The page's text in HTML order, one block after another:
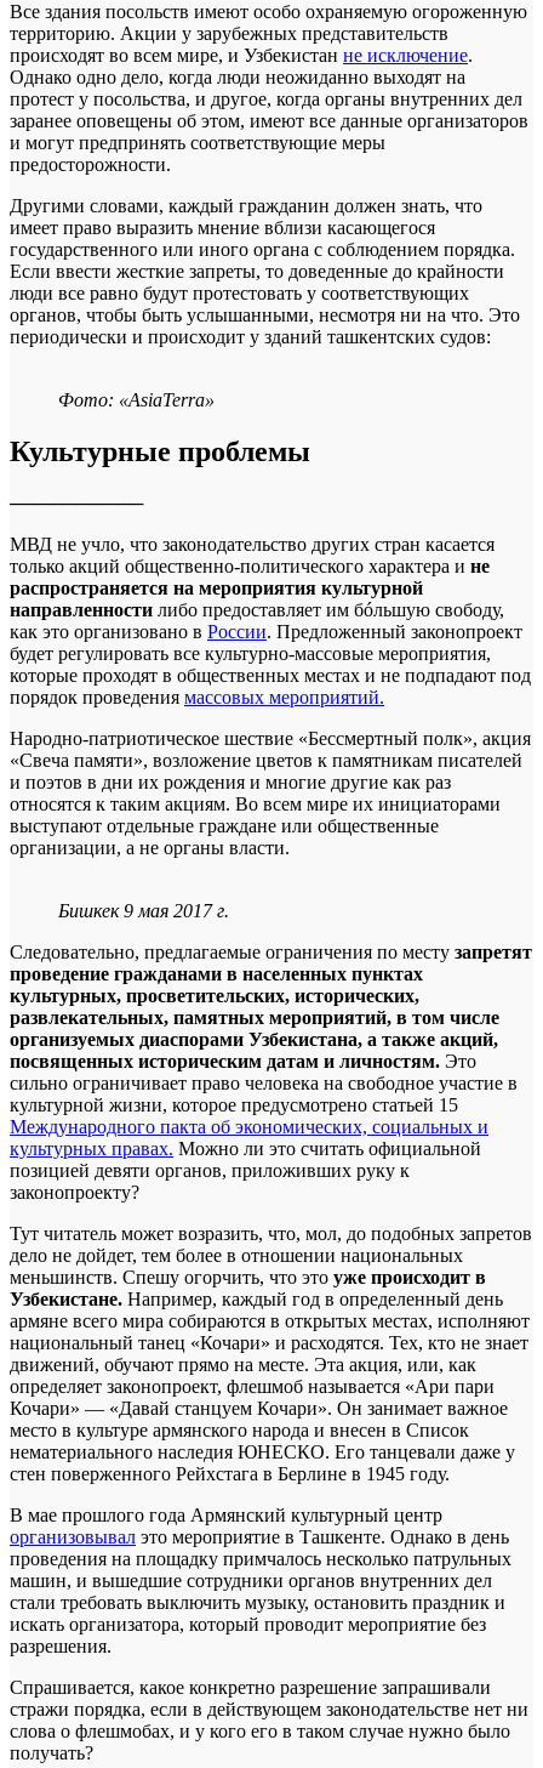
Все здания посольств имеют особо охраняемую огороженную
территорию. Акции у зарубежных представительств
происходят во всем мире, и Узбекистан не исключение.
Однако одно дело, когда люди неожиданно выходят на
протест у посольства, и другое, когда органы внутренних дел
заранее оповещены об этом, имеют все данные организаторов
и могут предпринять соответствующие меры
предосторожности.
Другими словами, каждый гражданин должен знать, что
имеет право выразить мнение вблизи касающегося
государственного или иного органа с соблюдением порядка.
Если ввести жесткие запреты, то доведенные до крайности
люди все равно будут протестовать у соответствующих
органов, чтобы быть услышанными, несмотря ни на что. Это
периодически и происходит у зданий ташкентских судов:
Фото: «AsiaTerra»
Культурные проблемы
──────────
МВД не учло, что законодательство других стран касается
только акций общественно-политического характера и не
распространяется на мероприятия культурной
направленности либо предоставляет им бóльшую свободу,
как это организовано в России. Предложенный законопроект
будет регулировать все культурно-массовые мероприятия,
которые проходят в общественных местах и не подпадают под
порядок проведения массовых мероприятий.
Народно-патриотическое шествие «Бессмертный полк», акция
«Свеча памяти», возложение цветов к памятникам писателей
и поэтов в дни их рождения и многие другие как раз
относятся к таким акциям. Во всем мире их инициаторами
выступают отдельные граждане или общественные
организации, а не органы власти.
Бишкек 9 мая 2017 г.
Следовательно, предлагаемые ограничения по месту запретят
проведение гражданами в населенных пунктах
культурных, просветительских, исторических,
развлекательных, памятных мероприятий, в том числе
организуемых диаспорами Узбекистана, а также акций,
посвященных историческим датам и личностям. Это
сильно ограничивает право человека на свободное участие в
культурной жизни, которое предусмотрено статьей 15
Международного пакта об экономических, социальных и
культурных правах. Можно ли это считать официальной
позицией девяти органов, приложивших руку к
законопроекту?
Тут читатель может возразить, что, мол, до подобных запретов
дело не дойдет, тем более в отношении национальных
меньшинств. Спешу огорчить, что это уже происходит в
Узбекистане. Например, каждый год в определенный день
армяне всего мира собираются в открытых местах, исполняют
национальный танец «Кочари» и расходятся. Тех, кто не знает
движений, обучают прямо на месте. Эта акция, или, как
определяет законопроект, флешмоб называется «Ари пари
Кочари» — «Давай станцуем Кочари». Он занимает важное
место в культуре армянского народа и внесен в Список
нематериального наследия ЮНЕСКО. Его танцевали даже у
стен поверженного Рейхстага в Берлине в 1945 году.
В мае прошлого года Армянский культурный центр
организовывал это мероприятие в Ташкенте. Однако в день
проведения на площадку примчалось несколько патрульных
машин, и вышедшие сотрудники органов внутренних дел
стали требовать выключить музыку, остановить праздник и
искать организатора, который проводит мероприятие без
разрешения.
Спрашивается, какое конкретно разрешение запрашивали
стражи порядка, если в действующем законодательстве нет ни
слова о флешмобах, и у кого его в таком случае нужно было
получать?